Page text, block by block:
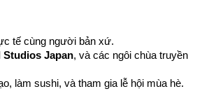
tế cùng người bản xứ.
Studios Japan, và các ngôi chùa truyền
làm sushi, và tham gia lễ hội mùa hè.